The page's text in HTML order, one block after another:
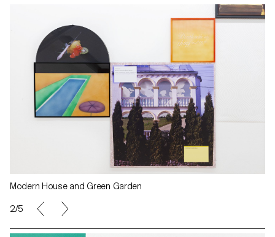
Modern House and Green Garden
2/5